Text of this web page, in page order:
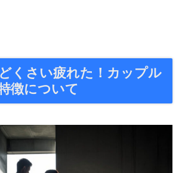
くさい疲れた！カップル
徴について